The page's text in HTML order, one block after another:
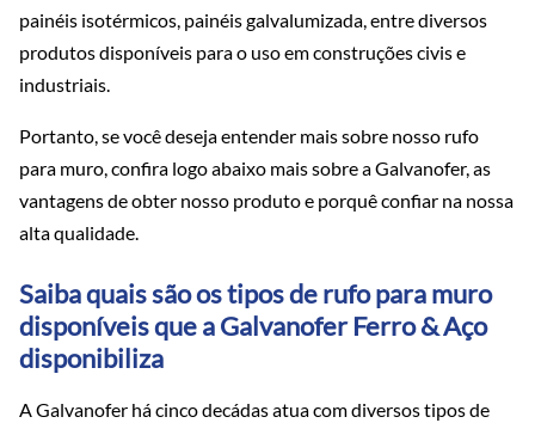
painéis isotérmicos, painéis galvalumizada, entre diversos
produtos disponíveis para o uso em construções civis e
industriais.
Portanto, se você deseja entender mais sobre nosso rufo
para muro, confira logo abaixo mais sobre a Galvanofer, as
vantagens de obter nosso produto e porquê confiar na nossa
alta qualidade.
Saiba quais são os tipos de rufo para muro
disponíveis que a Galvanofer Ferro & Aço
disponibiliza
A Galvanofer há cinco decádas atua com diversos tipos de